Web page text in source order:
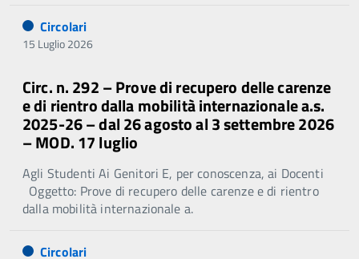
Circolari
15 Luglio 2026
Circ. n. 292 – Prove di recupero delle carenze
e di rientro dalla mobilità internazionale a.s.
2025-26 – dal 26 agosto al 3 settembre 2026
– MOD. 17 luglio
Agli Studenti Ai Genitori E, per conoscenza, ai Docenti
Oggetto: Prove di recupero delle carenze e di rientro
dalla mobilità internazionale a.
Circolari